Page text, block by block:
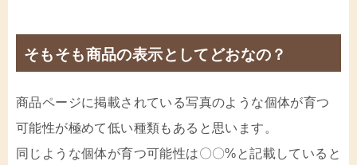
そもそも商品の表示としてどおなの？
商品ページに掲載されている写真のような個体が育つ
可能性が極めて低い種類もあると思います。
同じような個体が育つ可能性は〇〇%と記載していると